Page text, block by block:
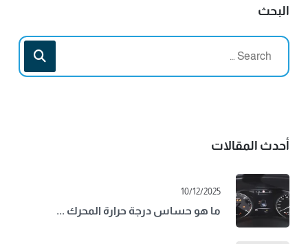
البحث
أحدث المقالات
10/12/2025
ما هو حساس درجة حرارة المحرك ...